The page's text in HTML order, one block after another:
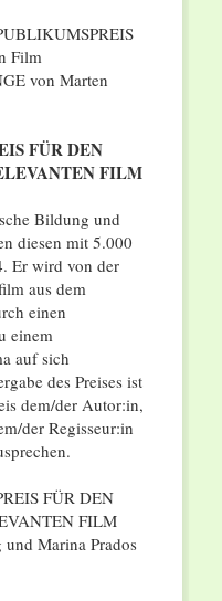
Film
von Marten
FÜR DEN
FILM
Bildung und
diesen mit 5.000
Er wird von der
aus dem
einen
einem
auf sich
des Preises ist
dem/der Autor:in,
der Regisseur:in
FÜR DEN
FILM
Marina Prados